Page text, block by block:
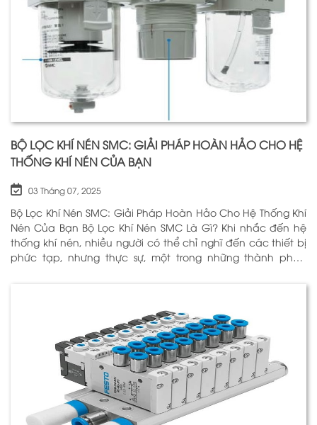
BỘ LỌC KHÍ NÉN SMC: GIẢI PHÁP HOÀN HẢO CHO HỆ
THỐNG KHÍ NÉN CỦA BẠN
03 Tháng 07, 2025
Bộ Lọc Khí Nén SMC: Giải Pháp Hoàn Hảo Cho Hệ Thống Khí
Nén Của Bạn Bộ Lọc Khí Nén SMC Là Gì? Khi nhắc đến hệ
thống khí nén, nhiều người có thể chỉ nghĩ đến các thiết bị
phức tạp, nhưng thực sự, một trong những thành phần